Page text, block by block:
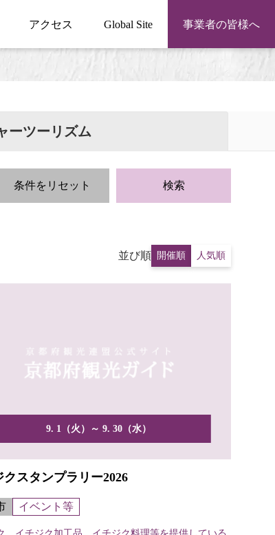
アクセス Global Site 事業者の皆様へ
ーツーリズム
条件をリセット 検索
並び順 開催順 人気順
9. 1（火）～ 9. 30（水）
クスタンプラリー2026
イベント等